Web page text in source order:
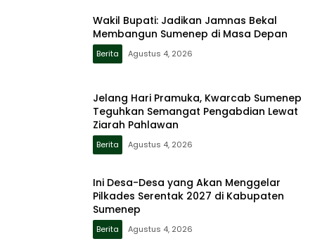
Wakil Bupati: Jadikan Jamnas Bekal
Membangun Sumenep di Masa Depan
Berita Agustus 4, 2026
Jelang Hari Pramuka, Kwarcab Sumenep
Teguhkan Semangat Pengabdian Lewat
Ziarah Pahlawan
Berita Agustus 4, 2026
Ini Desa-Desa yang Akan Menggelar
Pilkades Serentak 2027 di Kabupaten
Sumenep
Berita Agustus 4, 2026